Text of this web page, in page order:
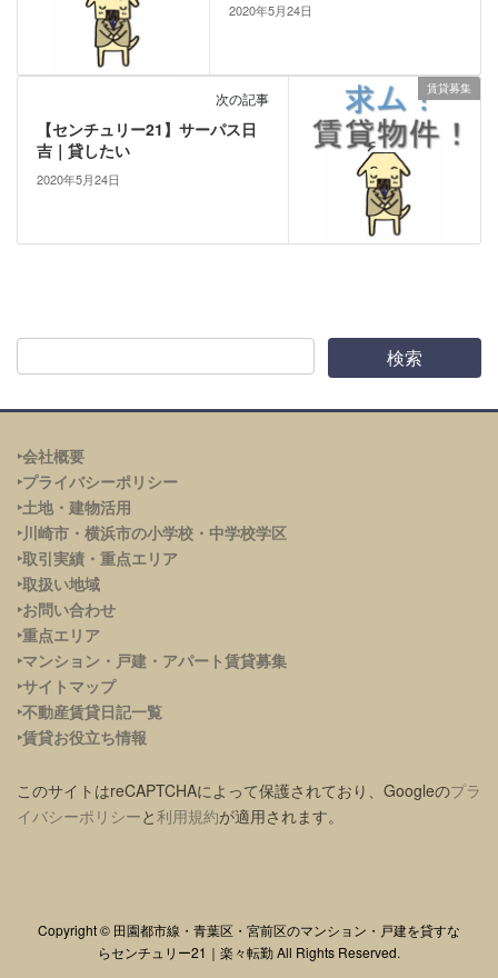
2020年5月24日
賃貸募集
次の記事
【センチュリー21】サーパス日
吉｜貸したい
2020年5月24日
‣会社概要
‣プライバシーポリシー
‣土地・建物活用
‣川崎市・横浜市の小学校・中学校学区
‣取引実績・重点エリア
‣取扱い地域
‣お問い合わせ
‣重点エリア
‣マンション・戸建・アパート賃貸募集
‣サイトマップ
‣不動産賃貸日記一覧
‣賃貸お役立ち情報
このサイトはreCAPTCHAによって保護されており、Googleのプラ
イバシーポリシーと利用規約が適用されます。
Copyright © 田園都市線・青葉区・宮前区のマンション・戸建を貸すな
らセンチュリー21｜楽々転勤 All Rights Reserved.